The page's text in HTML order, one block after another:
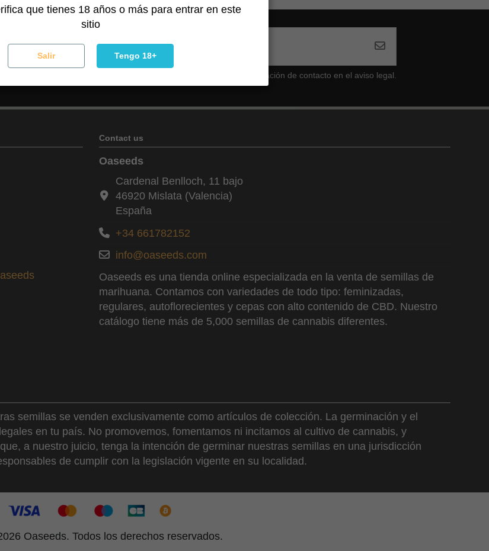
de baja en cualquier momento. Para ello, consulte nuestra información de contacto en el aviso legal.
Contact us
Oaseeds
Cardenal Benlloch, 11 bajo
46920 Mislata (Valencia)
España
+34 661782152
info@oaseeds.com
Oaseeds es una tienda online especializada en la venta de semillas de
marihuana. Contamos con variedades de todo tipo: feminizadas,
regulares, autoflorecientes y cepas con alto contenido de CBD. Nuestro
catálogo tiene más de 5,000 semillas de cannabis diferentes.
que tienes 18 años o más para entrar en este
sitio
Salir Tengo 18+
semillas se venden exclusivamente como artículos de colección. La germinación y el
en tu país. No promovemos, fomentamos ni incitamos al cultivo de cannabis, y
a nuestro juicio, tenga la intención de germinar nuestras semillas en una jurisdicción
de cumplir con la legislación vigente en su localidad.
Oaseeds. Todos los derechos reservados.